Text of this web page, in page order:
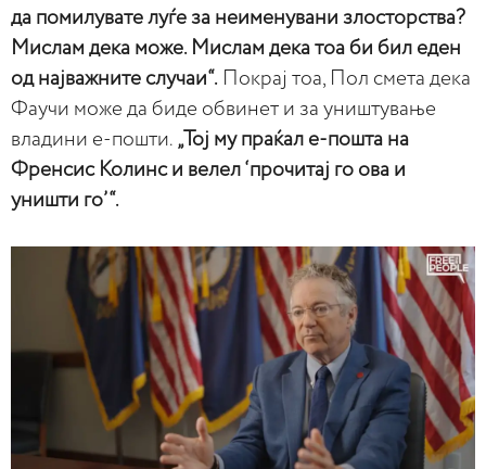
да помилувате луѓе за неименувани злосторства?
Мислам дека може. Мислам дека тоа би бил еден
од најважните случаи“. Покрај тоа, Пол смета дека
Фаучи може да биде обвинет и за уништување
владини е-пошти. „Тој му праќал е-пошта на
Френсис Колинс и велел ‘прочитај го ова и
уништи го’“.